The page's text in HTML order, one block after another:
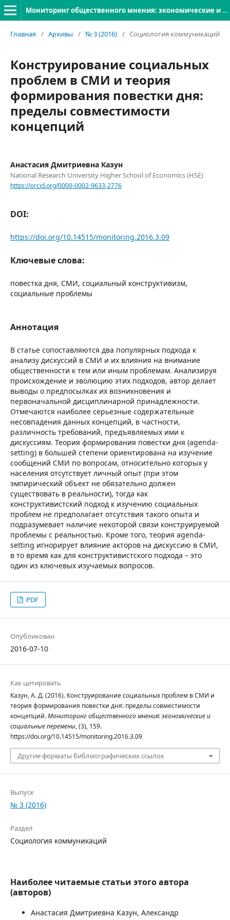
Мониторинг общественного мнения: экономические и социальные перемены
Главная / Архивы / № 3 (2016) / Социология коммуникаций
Конструирование социальных
проблем в СМИ и теория
формирования повестки дня:
пределы совместимости
концепций
Анастасия Дмитриевна Казун
National Research University Higher School of Economics (HSE)
https://orcid.org/0000-0002-9633-2776
DOI:
https://doi.org/10.14515/monitoring.2016.3.09
Ключевые слова:
повестка дня, СМИ, социальный конструктивизм,
социальные проблемы
Аннотация
В статье сопоставляются два популярных подхода к
анализу дискуссий в СМИ и их влияния на внимание
общественности к тем или иным проблемам. Анализируя
происхождение и эволюцию этих подходов, автор делает
выводы о предпосылках их возникновения и
первоначальной дисциплинарной принадлежности.
Отмечаются наиболее серьезные содержательные
несовпадения данных концепций, в частности,
различность требований, предъявляемых ими к
дискуссиям. Теория формирования повестки дня (agenda-
setting) в большей степени ориентирована на изучение
сообщений СМИ по вопросам, относительно которых у
населения отсутствует личный опыт (при этом
эмпирический объект не обязательно должен
существовать в реальности), тогда как
конструктивистский подход к изучению социальных
проблем не предполагает отсутствия такого опыта и
подразумевает наличие некоторой связи конструируемой
проблемы с реальностью. Кроме того, теория agenda-
setting игнорирует влияние акторов на дискуссию в СМИ,
в то время как для конструктивистского подхода – это
один из ключевых изучаемых вопросов.
PDF
Опубликован
2016-07-10
Как цитировать
Казун, А. Д. (2016). Конструирование социальных проблем в СМИ и
теория формирования повестки дня: пределы совместимости
концепций.Мониторинг общественного мнения: экономические и
социальные перемены, (3), 159.
https://doi.org/10.14515/monitoring.2016.3.09
Другие форматы библиографических ссылок
Выпуск
№ 3 (2016)
Раздел
Социология коммуникаций
Наиболее читаемые статьи этого автора
(авторов)
Анастасия Дмитриевна Казун, Александр